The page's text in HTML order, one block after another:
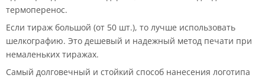
термоперенос.
Если тираж большой (от 50 шт.), то лучше использовать
шелкографию. Это дешевый и надежный метод печати при
немаленьких тиражах.
Самый долговечный и стойкий способ нанесения логотипа